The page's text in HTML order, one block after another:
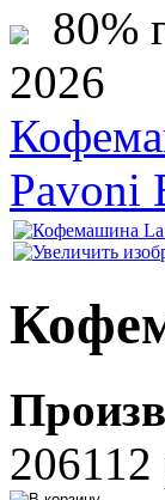
80%
2026
Pavoni
206112